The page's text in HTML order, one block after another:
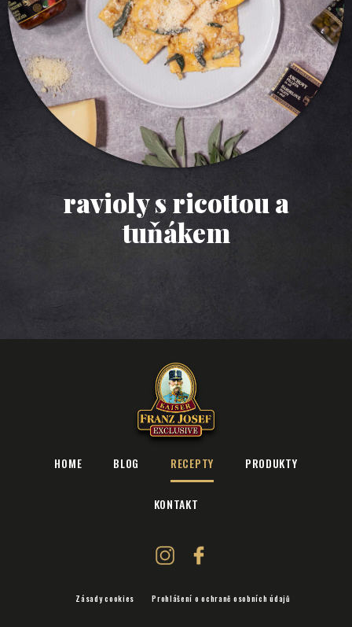
ravioly s ricottou a
tuňákem
HOME BLOG RECEPTY PRODUKTY
KONTAKT
Zásady cookies Prohlášení o ochraně osobních údajů